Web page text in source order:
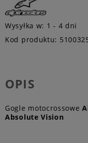
Wysyłka w: 1 - 4 dni
Kod produktu:
OPIS
Gogle motocrossowe
Absolute Vision